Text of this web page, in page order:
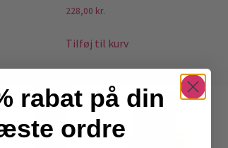
228,00 kr.
Tilføj til kurv
rabat på din
ordre